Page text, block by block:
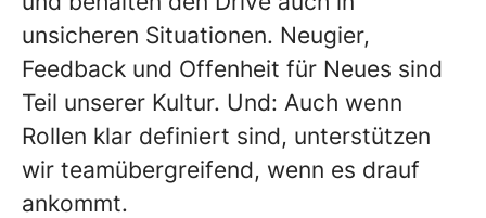
unsicheren Situationen. Neugier,
Feedback und Offenheit für Neues sind
Teil unserer Kultur. Und: Auch wenn
Rollen klar definiert sind, unterstützen
wir teamübergreifend, wenn es drauf
ankommt.